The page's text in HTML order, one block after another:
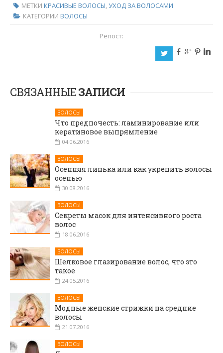
МЕТКИ КРАСИВЫЕ ВОЛОСЫ УХОД ЗА ВОЛОСАМИ
КАТЕГОРИИ ВОЛОСЫ
Репост:
a b c d j
СВЯЗАННЫЕЗАПИСИ
ВОЛОСЫ
Что предпочесть: ламинирование или
кератиновое выпрямление
04.06.2016
ВОЛОСЫ
Осенняя линька или как укрепить волосы
осенью
30.08.2016
ВОЛОСЫ
Секреты масок для интенсивного роста
волос
18.06.2016
ВОЛОСЫ
Шелковое глазирование волос, что это
такое
24.05.2016
ВОЛОСЫ
Модные женские стрижки на средние
волосы
21.07.2016
ВОЛОСЫ